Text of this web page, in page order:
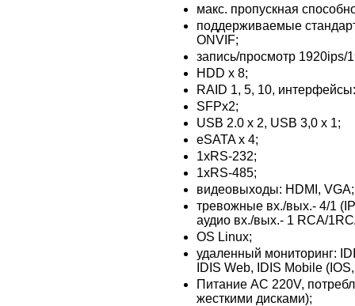
макс. пропускная
поддерживаемые
ONVIF;
запись/просмотр 1920ips/
HDD х 8;
RAID 1, 5, 10,
SFPx2;
USB 2.0 x 2, USB 3,0 x 1;
eSATA x 4;
1хRS-232;
1хRS-485;
видеовыходы: HDMI, VGA;
тревожные вх./вых.- 4/1
аудио вх./вых.- 1 RCA/
OS Linux;
удаленный мониторинг:
IDIS Web, IDIS Mobile
Питание AC 220V,
жесткими дисками);